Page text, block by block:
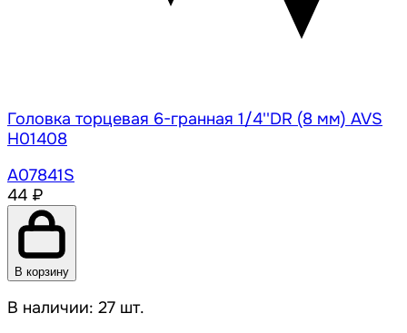
Головка торцевая 6-гранная 1/4''DR (8 мм) AVS
H01408
A07841S
44 ₽
В корзину
В наличии: 27 шт.